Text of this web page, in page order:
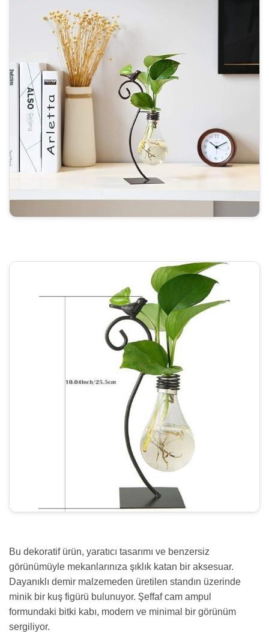
Bu dekoratif ürün, yaratıcı tasarımı ve benzersiz
görünümüyle mekanlarınıza şıklık katan bir aksesuar.
Dayanıklı demir malzemeden üretilen standın üzerinde
minik bir kuş figürü bulunuyor. Şeffaf cam ampul
formundaki bitki kabı, modern ve minimal bir görünüm
sergiliyor.